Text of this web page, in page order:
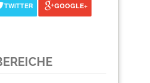
TWITTER GOOGLE+